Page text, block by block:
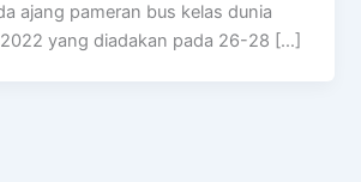
ajang pameran bus kelas dunia
yang diadakan pada 26-28 […]